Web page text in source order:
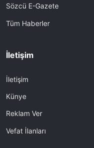
Sözcü E-Gazete
Tüm Haberler
İletişim
İletişim
Künye
Reklam Ver
Vefat İlanları